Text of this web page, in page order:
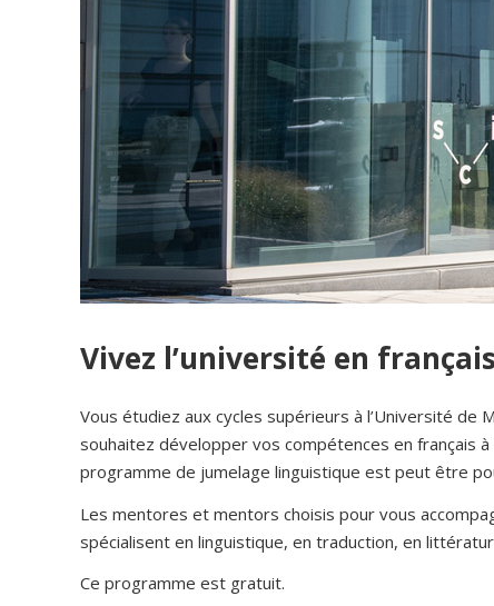
Vivez l’université en français
Vous étudiez aux cycles supérieurs à l’Université de
souhaitez développer vos compétences en français
programme de jumelage linguistique est peut être
Les mentores et mentors choisis pour vous
spécialisent en linguistique, en traduction, en
Ce programme est gratuit.